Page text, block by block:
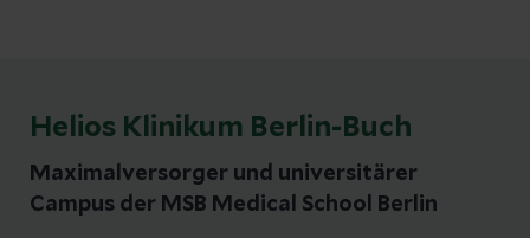
Helios Klinikum Berlin-Buch
Maximalversorger und universitärer
Campus der MSB Medical School Berlin